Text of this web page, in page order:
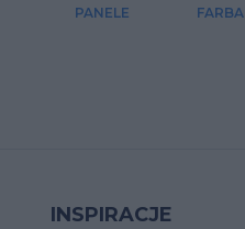
PANELE
FARBA
INSPIRACJE